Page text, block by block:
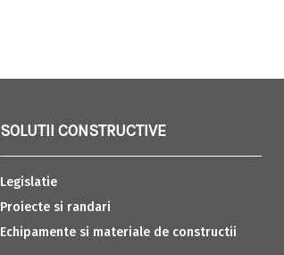
SOLUTII CONSTRUCTIVE
Legislatie
Proiecte si randari
Echipamente si materiale de constructii